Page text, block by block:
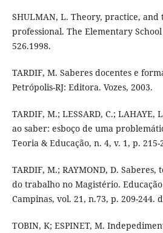
SHULMAN, L. Theory, practice, and
professional. The Elementary
526.1998.
TARDIF, M. Saberes docentes e
Petrópolis-RJ: Editora. Vozes, 2003.
TARDIF, M.; LESSARD, C.; LAHAYE,
ao saber: esboço de uma
Teoria & Educação, n. 4, v. 1, p. 215-
TARDIF, M.; RAYMOND, D.
do trabalho no Magistério.
Campinas, vol. 21, n.73, p. 209-244.
TOBIN, K; ESPINET, M.